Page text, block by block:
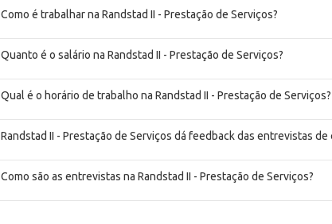
Como é trabalhar na Randstad II - Prestação de Serviços?
Quanto é o salário na Randstad II - Prestação de Serviços?
Qual é o horário de trabalho na Randstad II - Prestação de Serviços?
Randstad II - Prestação de Serviços dá feedback das entrevistas de
Como são as entrevistas na Randstad II - Prestação de Serviços?